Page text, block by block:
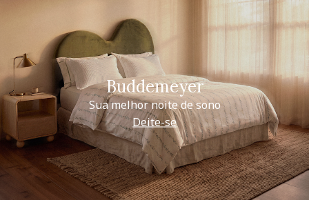
Buddemeyer
Sua melhor noite de sono
Deite-se